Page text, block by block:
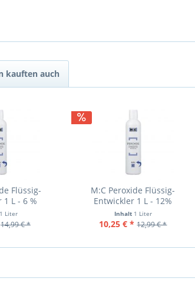
kauften auch
Flüssig-
1 L - 6 %
1 Liter
14,99 € *
M:C Peroxide Flüssig-
Entwickler 1 L - 12%
Inhalt 1 Liter
10,25 € * 12,99 € *